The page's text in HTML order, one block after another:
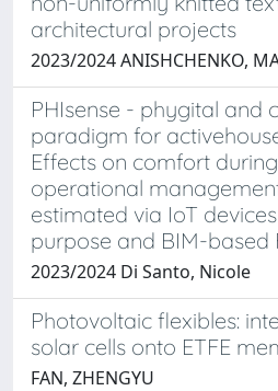
architectural projects
2023/2024 ANISHCHENKO,
PHIsense - phygital and
paradigm for
Effects on comfort
operational
estimated via IoT
purpose and BIM-based
2023/2024 Di Santo, Nicole
Photovoltaic flexibles:
solar cells onto ETFE
FAN, ZHENGYU